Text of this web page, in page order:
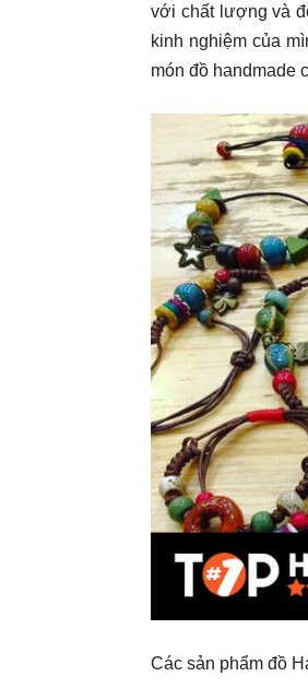
với chất lượng và
kinh nghiệm của
món đồ handmade
Các sản phẩm đồ